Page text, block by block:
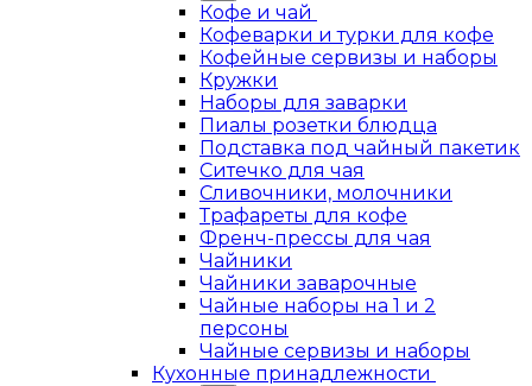
Кофе и чай
Кофеварки и турки для кофе
Кофейные сервизы и наборы
Кружки
Наборы для заварки
Пиалы розетки блюдца
Подставка под чайный пакетик
Ситечко для чая
Сливочники, молочники
Трафареты для кофе
Френч-прессы для чая
Чайники
Чайники заварочные
Чайные наборы на 1 и 2
персоны
Чайные сервизы и наборы
Кухонные принадлежности